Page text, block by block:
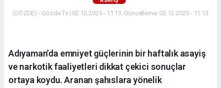
(GÖZDE) - Gözde Tv | 02.12.2025 - 11:13, Güncelleme: 02.12.2025 - 11:13
Adıyaman’da emniyet güçlerinin bir haftalık asayiş
ve narkotik faaliyetleri dikkat çekici sonuçlar
ortaya koydu. Aranan şahıslara yönelik